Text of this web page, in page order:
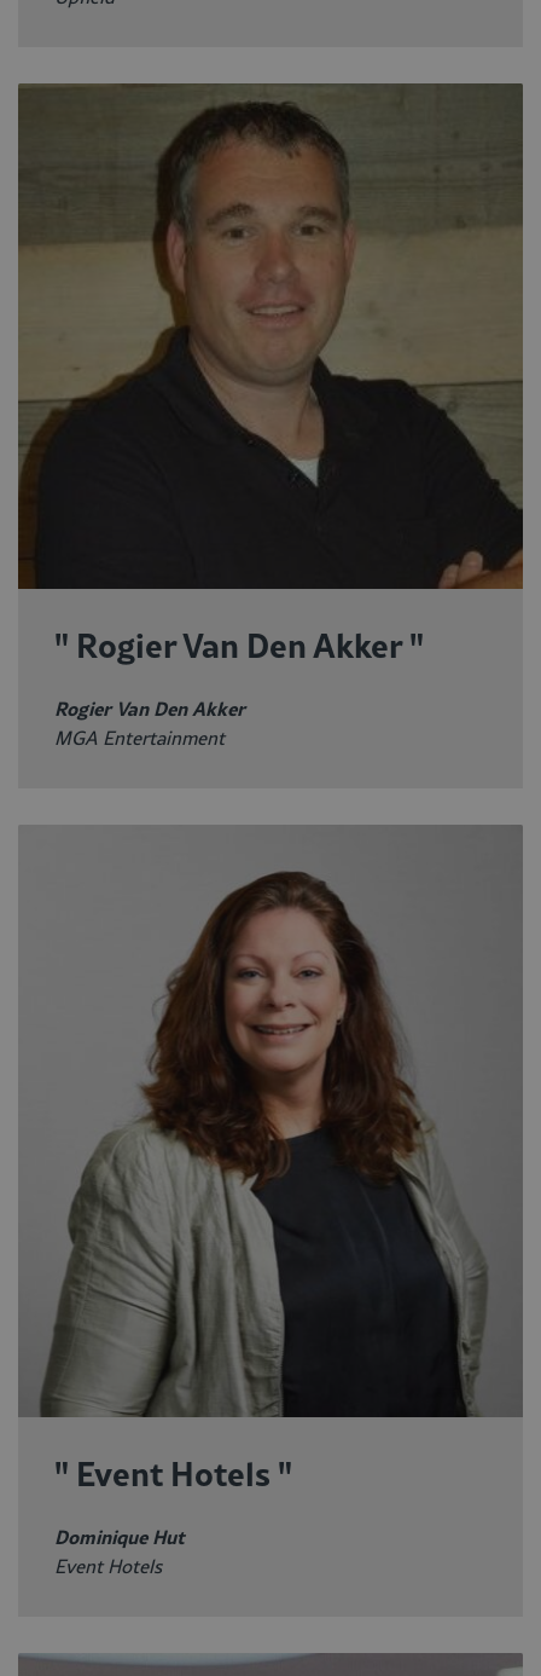
" Rogier Van Den Akker "
Rogier Van Den Akker
MGA Entertainment
" Event Hotels "
Dominique Hut
Event Hotels